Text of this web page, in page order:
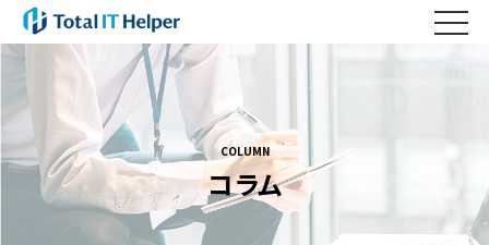
COLUMN
コラム